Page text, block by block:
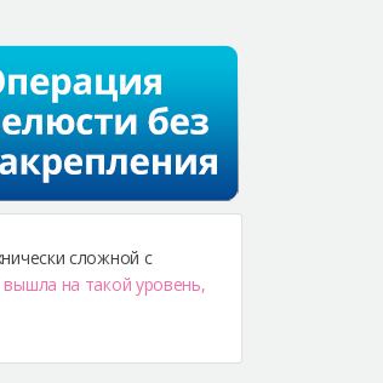
сложной с
на такой уровень,